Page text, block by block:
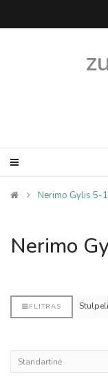
Nerimo Gylis 5-
Nerimo
FLITRAS